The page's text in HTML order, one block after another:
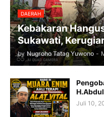
DAERAH
Kebakaran
Sukawati,
by Nugroho Tatag Yuwono -
Juli 10,